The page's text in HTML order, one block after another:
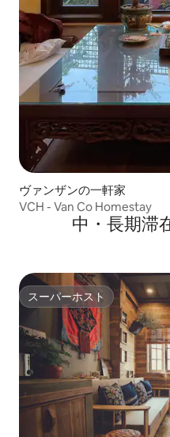
ヴァンザンの一軒家
VCH - Van Co Homestay
中・長期滞
スーパーホスト
スーパーホスト